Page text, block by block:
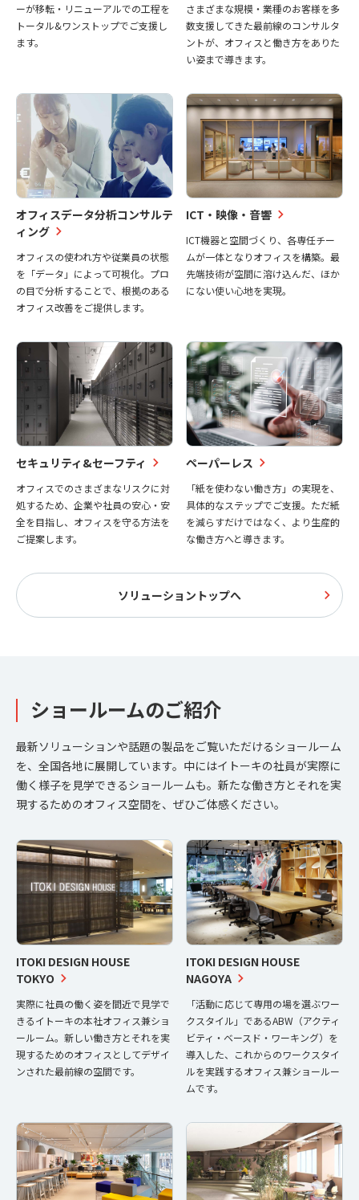
ーが移転・リニューアルでの工程を
トータル&ワンストップでご支援し
ます。
さまざまな規模・業種のお客様を多
数支援してきた最前線のコンサルタ
ントが、オフィスと働き方をありた
い姿まで導きます。
オフィスデータ分析コンサルテ
ィング
オフィスの使われ方や従業員の状態
を「データ」によって可視化。プロ
の目で分析することで、根拠のある
オフィス改善をご提供します。
ICT・映像・音響
ICT機器と空間づくり、各専任チー
ムが一体となりオフィスを構築。最
先端技術が空間に溶け込んだ、ほか
にない使い心地を実現。
セキュリティ&セーフティ
オフィスでのさまざまなリスクに対
処するため、企業や社員の安心・安
全を目指し、オフィスを守る方法を
ご提案します。
ペーパーレス
「紙を使わない働き方」の実現を、
具体的なステップでご支援。ただ紙
を減らすだけではなく、より生産的
な働き方へと導きます。
ソリューショントップへ
ショールームのご紹介
最新ソリューションや話題の製品をご覧いただけるショールーム
を、全国各地に展開しています。中にはイトーキの社員が実際に
働く様子を見学できるショールームも。新たな働き方とそれを実
現するためのオフィス空間を、ぜひご体感ください。
ITOKI DESIGN HOUSE
TOKYO
実際に社員の働く姿を間近で見学で
きるイトーキの本社オフィス兼ショ
ールーム。新しい働き方とそれを実
現するためのオフィスとしてデザイ
ンされた最前線の空間です。
ITOKI DESIGN HOUSE
NAGOYA
「活動に応じて専用の場を選ぶワー
クスタイル」であるABW（アクティ
ビティ・ベースド・ワーキング）を
導入した、これからのワークスタイ
ルを実践するオフィス兼ショールー
ムです。